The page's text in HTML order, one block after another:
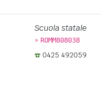
Scuola statale
» ROMM808038
0425 492059